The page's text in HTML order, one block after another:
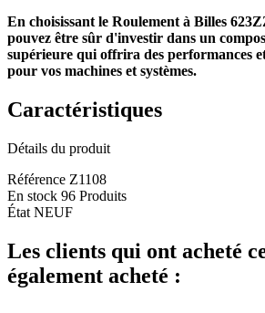
En choisissant le Roulement à Billes
pouvez être sûr d'investir dans un
supérieure qui offrira des performances
pour vos machines et systèmes.
Caractéristiques
Détails du produit
Référence Z1108
En stock 96 Produits
État NEUF
Les clients qui ont acheté
également acheté :